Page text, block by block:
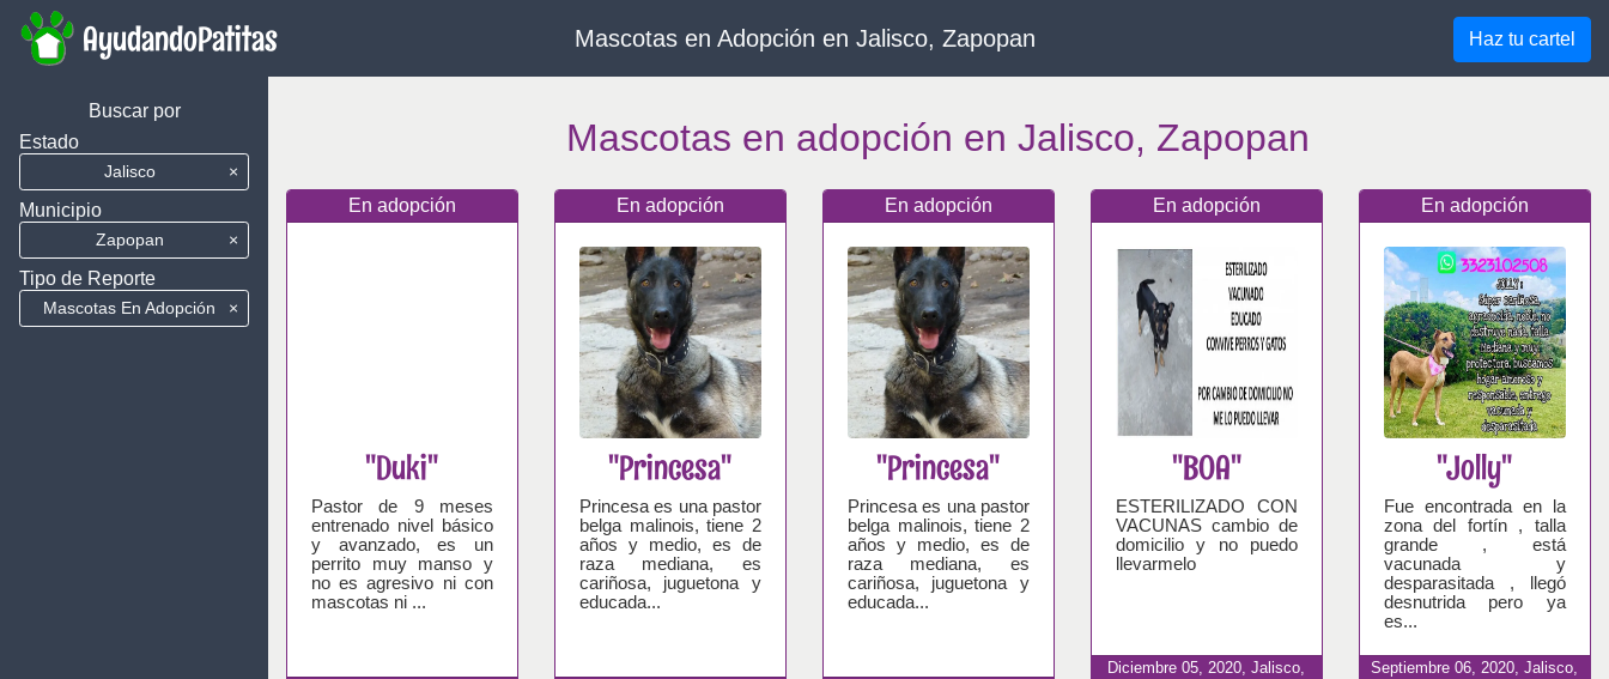
AyudandoPatitas Mascotas en Adopción en Jalisco, Zapopan Haz tu cartel
Buscar por
Estado
Jalisco ×
Municipio
Zapopan ×
Tipo de Reporte
Mascotas En Adopción ×
Mascotas en adopción en Jalisco, Zapopan
En adopción
"Duki"
Pastor de 9 meses
entrenado nivel básico
y avanzado, es un
perrito muy manso y
no es agresivo ni con
mascotas ni ...
En adopción
"Princesa"
Princesa es una pastor
belga malinois, tiene 2
años y medio, es de
raza mediana, es
cariñosa, juguetona y
educada...
En adopción
"Princesa"
Princesa es una pastor
belga malinois, tiene 2
años y medio, es de
raza mediana, es
cariñosa, juguetona y
educada...
En adopción
"BOA"
ESTERILIZADO CON
VACUNAS cambio de
domicilio y no puedo
llevarmelo
Diciembre05,2020, Jalisco,
En adopción
"Jolly"
Fue encontrada en la
zona del fortín , talla
grande , está
vacunada y
desparasitada , llegó
desnutrida pero ya
es...
Septiembre06,2020, Jalisco,